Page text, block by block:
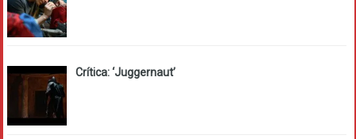
Crítica: ‘Juggernaut’